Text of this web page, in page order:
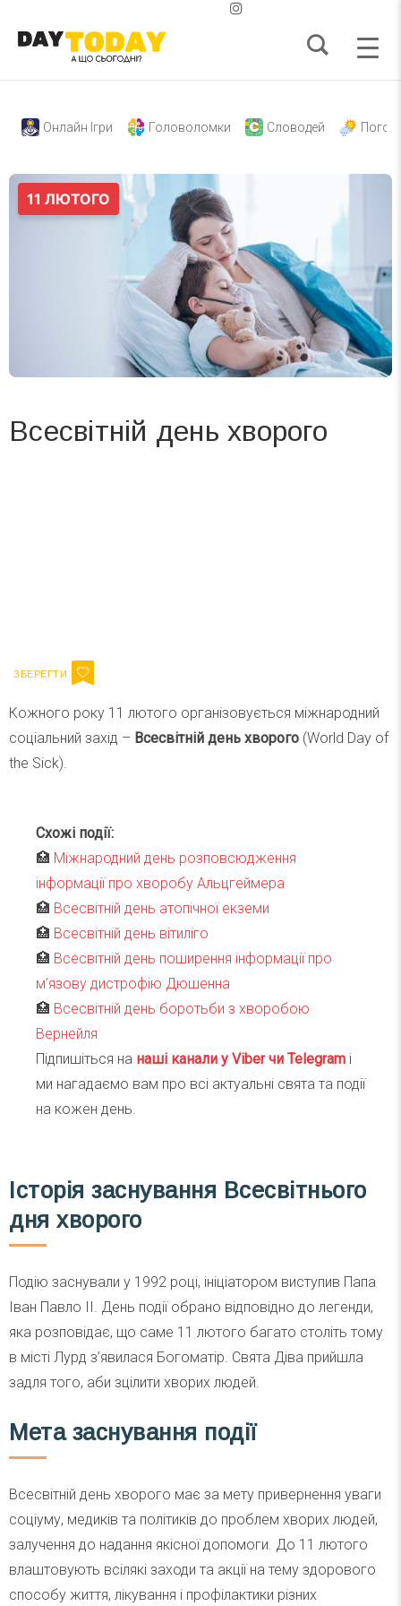
Онлайн Ігри Головоломки Словодей
Всесвітній день хворого
Кожного року 11 лютого організовується міжнародний
соціальний захід – Всесвітній день хворого (World Day of
the Sick).
Схожі події:
🏥 Міжнародний день розповсюдження
інформації про хворобу Альцгеймера
🏥 Всесвітній день атопічної екземи
🏥 Всесвітній день вітиліго
🏥 Всесвітній день поширення інформації про
м’язову дистрофію Дюшенна
🏥 Всесвітній день боротьби з хворобою
Вернейля
Підпишіться на наші канали у Viber чи Telegram і
ми нагадаємо вам про всі актуальні свята та події
на кожен день.
Історія заснування Всесвітнього
дня хворого
Подію заснували у 1992 році, ініціатором виступив Папа
Іван Павло II. День події обрано відповідно до легенди,
яка розповідає, що саме 11 лютого багато століть тому
в місті Лурд з’явилася Богоматір. Свята Діва прийшла
задля того, аби зцілити хворих людей.
Мета заснування події
Всесвітній день хворого має за мету привернення уваги
соціуму, медиків та політиків до проблем хворих людей,
залучення до надання якісної допомоги. До 11 лютого
влаштовують всілякі заходи та акції на тему здорового
способу життя, лікування і профілактики різних